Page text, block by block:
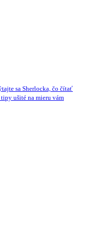
sa Sherlocka, čo čítať
ušité na mieru vám